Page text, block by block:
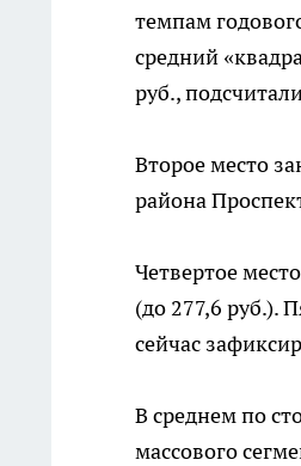
темпам
средний
руб.,
Второе место
района
Четвертое
(до 277,6 руб.).
сейчас
В среднем по
массового